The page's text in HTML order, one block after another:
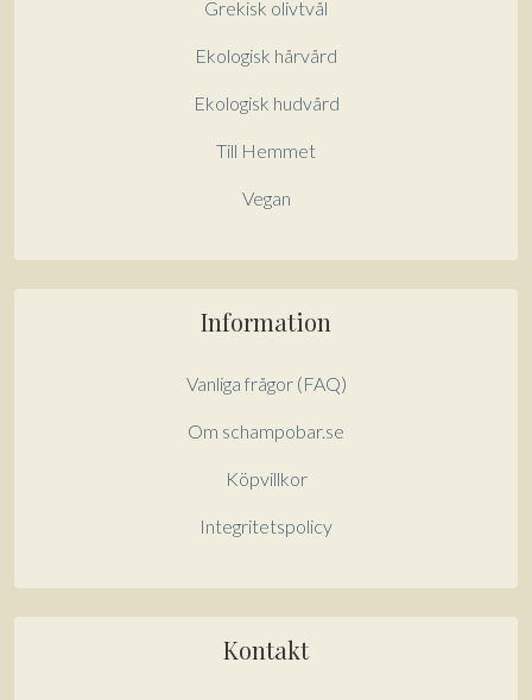
Grekisk olivtvål
Ekologisk hårvård
Ekologisk hudvård
Till Hemmet
Vegan
Information
Vanliga frågor (FAQ)
Om schampobar.se
Köpvillkor
Integritetspolicy
Kontakt